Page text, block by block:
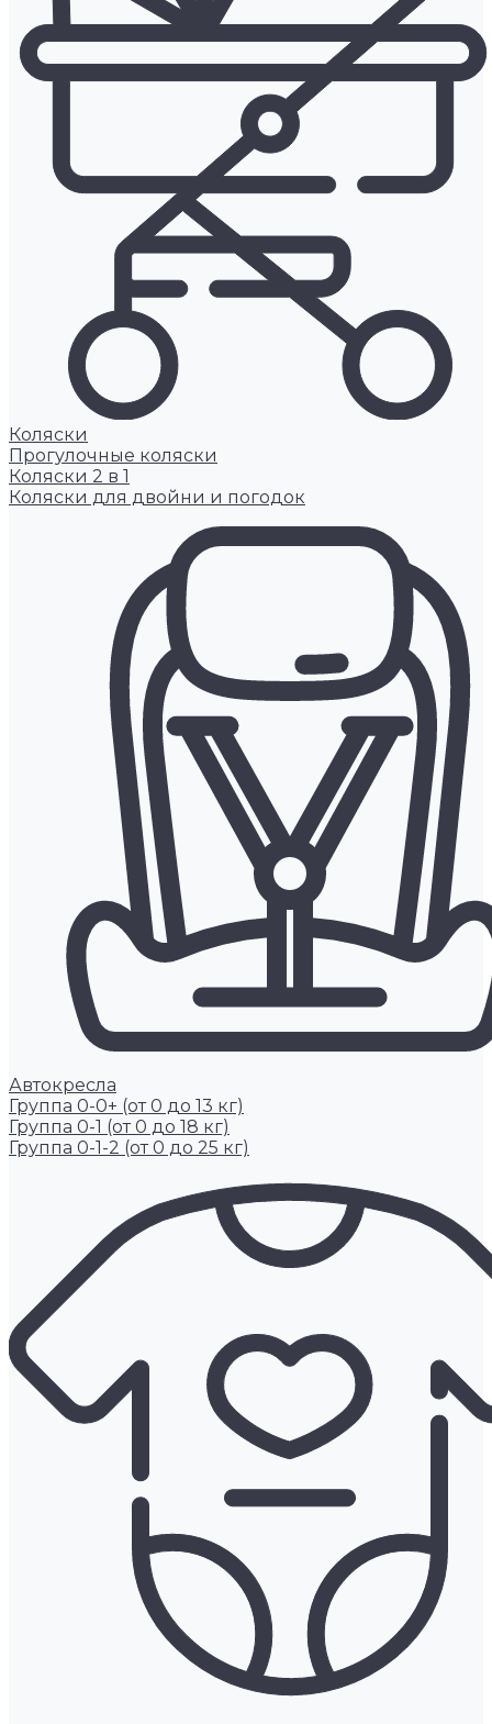
Коляски
Прогулочные коляски
Коляски 2 в 1
Коляски для двойни и погодок
Автокресла
Группа 0-0+ (от 0 до 13 кг)
Группа 0-1 (от 0 до 18 кг)
Группа 0-1-2 (от 0 до 25 кг)